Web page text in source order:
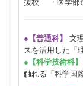
●【普通科】 文
スを活用した「
●【科学技術科】
触れる「科学国